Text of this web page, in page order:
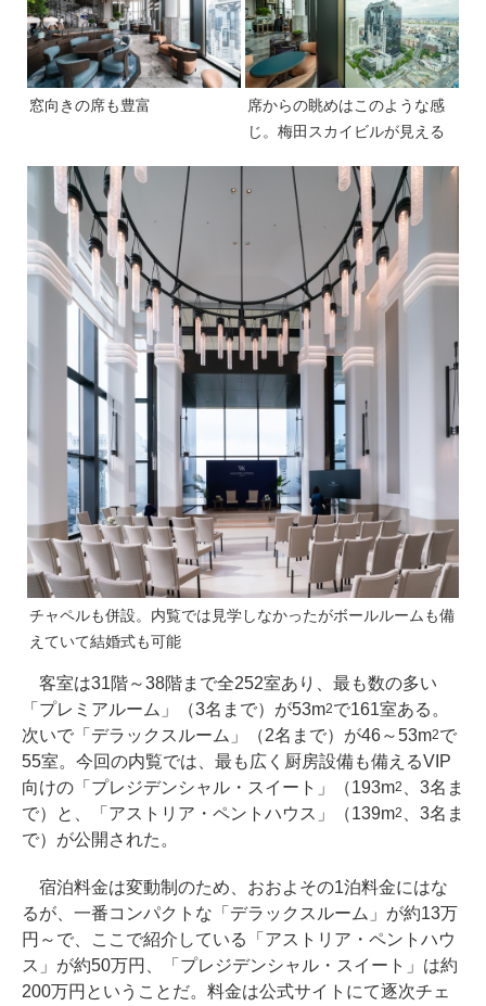
窓向きの席も豊富
席からの眺めはこのような感
じ。梅田スカイビルが見える
チャペルも併設。内覧では見学しなかったがボールルームも備
えていて結婚式も可能
客室は31階～38階まで全252室あり、最も数の多い
「プレミアルーム」（3名まで）が53m2で161室ある。
次いで「デラックスルーム」（2名まで）が46～53m2で
55室。今回の内覧では、最も広く厨房設備も備えるVIP
向けの「プレジデンシャル・スイート」（193m2
、3名ま
で）と、「アストリア・ペントハウス」（139m2
、3名ま
で）が公開された。
宿泊料金は変動制のため、おおよその1泊料金にはな
るが、一番コンパクトな「デラックスルーム」が約13万
円～で、ここで紹介している「アストリア・ペントハウ
ス」が約50万円、「プレジデンシャル・スイート」は約
200万円ということだ。料金は公式サイトにて逐次チェ